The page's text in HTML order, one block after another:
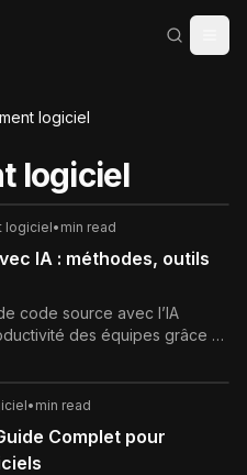
logiciel
logiciel
logiciel• min read
IA : méthodes, outils
code source avec l’IA
des équipes grâce à
• min read
Complet pour